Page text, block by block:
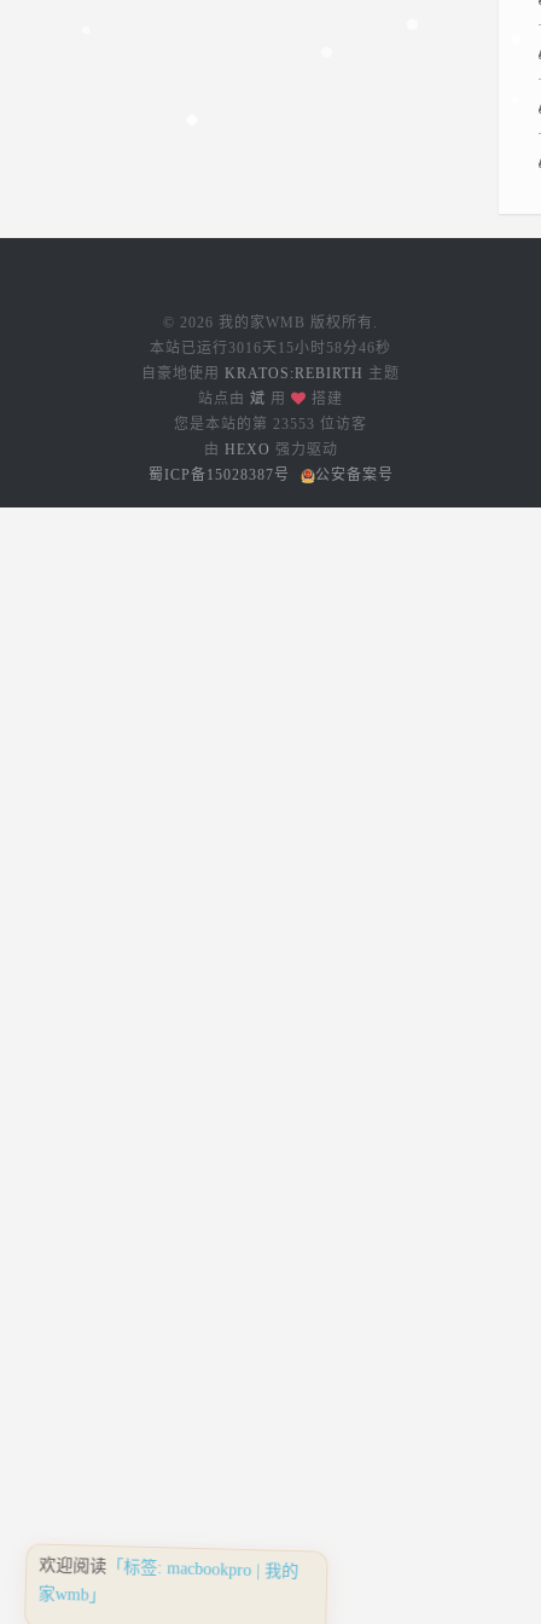
© 2026 我的家WMB 版权所有.
本站已运行3016天15小时58分47秒
自豪地使用 KRATOS:REBIRTH 主题
站点由 斌 用
搭建
您是本站的第 23553 位访客
由 HEXO 强力驱动
蜀ICP备15028387号
公安备案号
欢迎阅读 「标签: macbookpro | 我的
家wmb」